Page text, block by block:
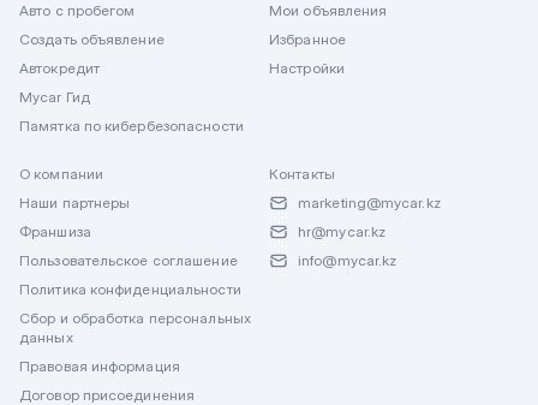
Авто с пробегом
Создать объявление
Автокредит
Mycar Гид
Памятка по кибербезопасности
Мои объявления
Избранное
Настройки
О компании
Наши партнеры
Франшиза
Пользовательское соглашение
Политика конфиденциальности
Сбор и обработка персональных
данных
Правовая информация
Договор присоединения
Контакты
marketing@mycar.kz
hr@mycar.kz
info@mycar.kz